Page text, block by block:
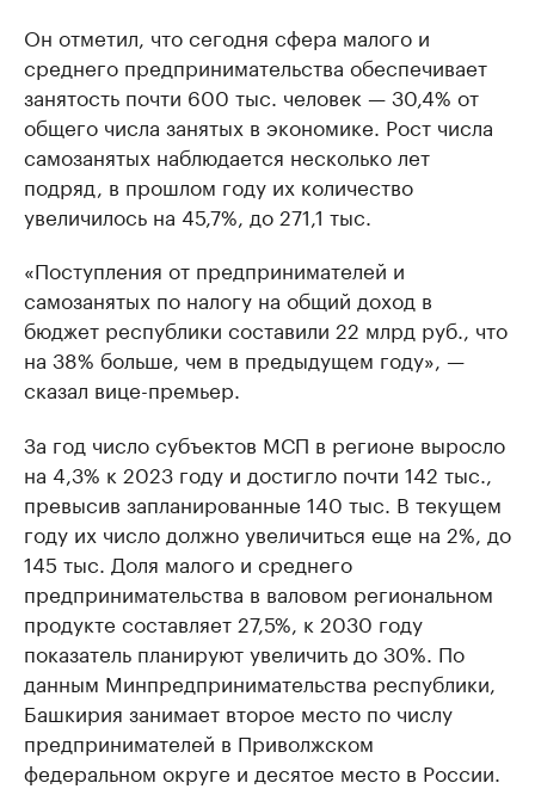
Он отметил, что сегодня сфера малого и
среднего предпринимательства обеспечивает
занятость почти 600 тыс. человек — 30,4% от
общего числа занятых в экономике. Рост числа
самозанятых наблюдается несколько лет
подряд, в прошлом году их количество
увеличилось на 45,7%, до 271,1 тыс.
«Поступления от предпринимателей и
самозанятых по налогу на общий доход в
бюджет республики составили 22 млрд руб., что
на 38% больше, чем в предыдущем году», —
сказал вице-премьер.
За год число субъектов МСП в регионе выросло
на 4,3% к 2023 году и достигло почти 142 тыс.,
превысив запланированные 140 тыс. В текущем
году их число должно увеличиться еще на 2%, до
145 тыс. Доля малого и среднего
предпринимательства в валовом региональном
продукте составляет 27,5%, к 2030 году
показатель планируют увеличить до 30%. По
данным Минпредпринимательства республики,
Башкирия занимает второе место по числу
предпринимателей в Приволжском
федеральном округе и десятое место в России.